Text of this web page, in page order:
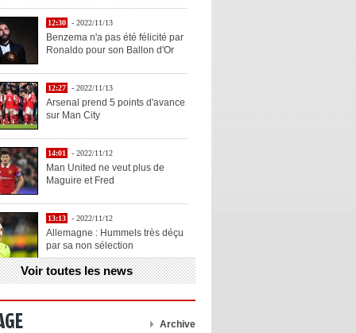
12:30 - 2022/11/13
Benzema n'a pas été félicité par
Ronaldo pour son Ballon d'Or
12:27 - 2022/11/13
Arsenal prend 5 points d'avance
sur Man City
14:01 - 2022/11/12
Man United ne veut plus de
Maguire et Fred
13:13 - 2022/11/12
Allemagne : Hummels très déçu
par sa non sélection
13:11 - 2022/11/12
Henry explique la chose qu'il
Voir toutes les news
Archive